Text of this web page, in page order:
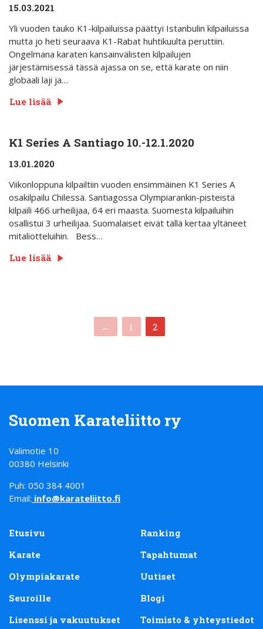
15.03.2021
Yli vuoden tauko K1-kilpailuissa päättyi Istanbulin kilpailuissa
mutta jo heti seuraava K1-Rabat huhtikuulta peruttiin.
Ongelmana karaten kansainvälisten kilpailujen
järjestämisessä tässä ajassa on se, että karate on niin
globaali laji ja…
Lue lisää
K1 Series A Santiago 10.-12.1.2020
13.01.2020
Viikonloppuna kilpailtiin vuoden ensimmäinen K1 Series A
osakilpailu Chilessä. Santiagossa Olympiarankin-pisteistä
kilpaili 466 urheilijaa, 64 eri maasta. Suomesta kilpailuihin
osallistui 3 urheilijaa. Suomalaiset eivät tällä kertaa yltäneet
mitaliotteluihin. Bess…
Lue lisää
← 1 2(current)
Suomen Karateliitto ry
Valimotie 10
00380 Helsinki
Puh: 050 384 4001
Email: info@karateliitto.fi
Etusivu
Karate
Olympiakarate
Seuroille
Lisenssi ja vakuutukset
Ranking
Tapahtumat
Uutiset
Blogi
Toimisto & yhteystiedot